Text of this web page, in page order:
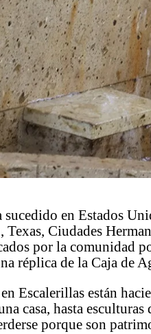
sucedido en Estados
Ciudades
por la comunidad
réplica de la Caja de
Escalerillas están
casa, hasta
porque son